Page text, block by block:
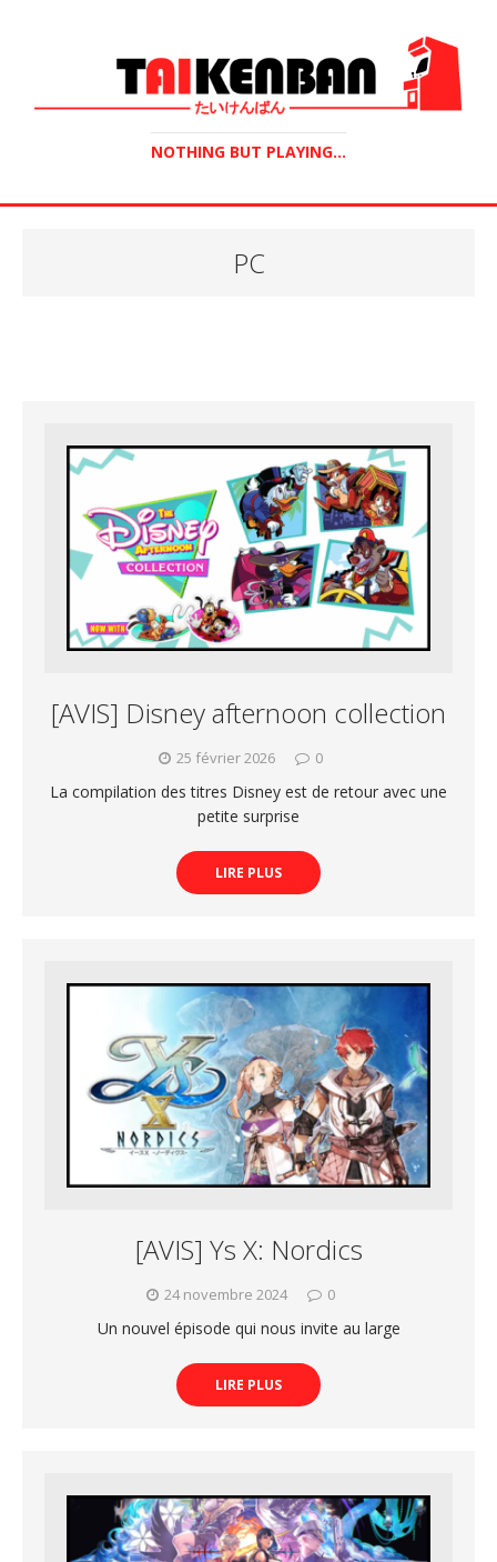
NOTHING BUT PLAYING...
PC
[AVIS] Disney afternoon collection
25 février 2026 0
La compilation des titres Disney est de retour avec une
petite surprise
LIRE PLUS
[AVIS] Ys X: Nordics
24 novembre 2024 0
Un nouvel épisode qui nous invite au large
LIRE PLUS